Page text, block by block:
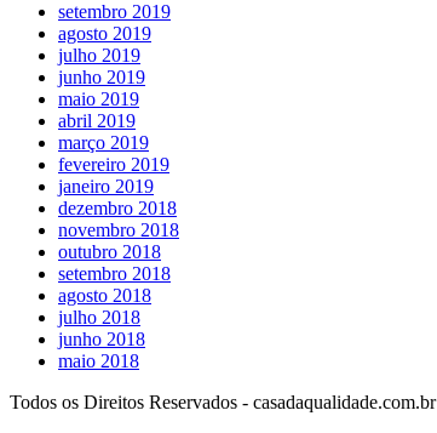
setembro 2019
agosto 2019
julho 2019
junho 2019
maio 2019
abril 2019
março 2019
fevereiro 2019
janeiro 2019
dezembro 2018
novembro 2018
outubro 2018
setembro 2018
agosto 2018
julho 2018
junho 2018
maio 2018
Todos os Direitos Reservados - casadaqualidade.com.br